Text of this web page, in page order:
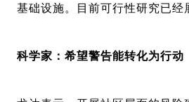
基础设施。目前可行性研究已经
科学家：希望警告能转化为行动